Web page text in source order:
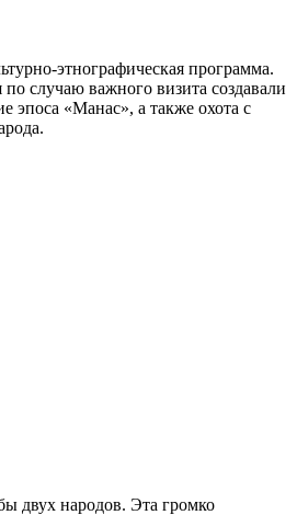
этнографическая программа.
случаю важного визита создавали
эпоса «Манас», а также охота с
двух народов. Эта громко